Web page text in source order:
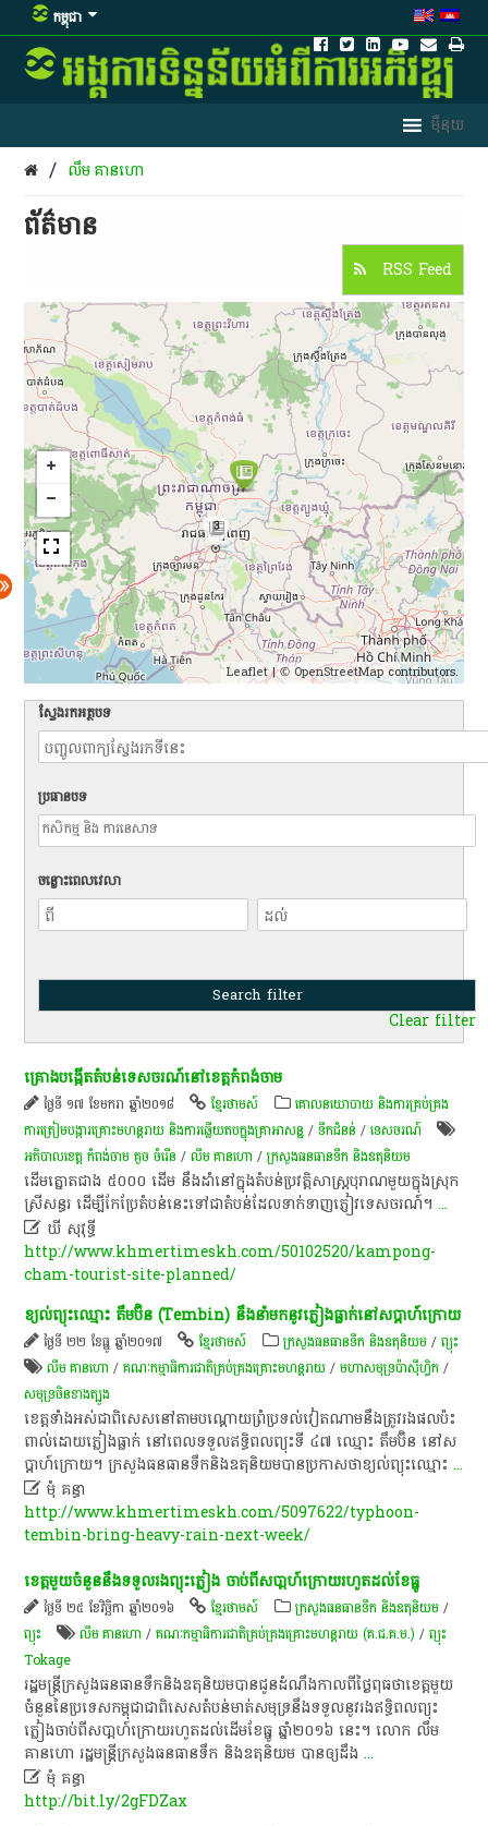
កម្ពុជា
/ លឹម គាន​ហោ
ព័ត៌មាន​
RSS Feed
3
Leaflet| ©OpenStreetMapcontributors.
ស្វែងរកអត្ថបទ
ប្រធានបទ
ចន្លោះពេលវេលា
Clear filter
​គ្រោង​បង្កើត​តំបន់​ទេសចរណ៍​នៅ​ខេត្តកំពង់ចាម​
ថ្ងៃទី ១៧ ខែមករា ឆ្នាំ២០១៨ ខ្មែរថាមស៍
គោលនយោបាយ និងការគ្រប់គ្រង
ការត្រៀមបង្ការគ្រោះមហន្តរាយ និងការឆ្លើយតបក្នុងគ្រាអាសន្ន/ទឹកជំនន់ /ទេសចរណ៍
អភិបាលខេត្ត កំពង់ចាម គួច ចំរើន /លឹម គាន​ហោ /ក្រសួងធនធានទឹក និងឧតុនិយម
​ដើម​ត្នោត​ជាង​ ៥០០០​ ដើម​ នឹង​ដាំ​នៅ​ក្នុង​តំបន់​ប្រវត្ដិសាស្ដ្រ​បុរាណ​មួយ​ក្នុងស្រុក​
ស្រី​សន្ធរ​ ដើម្បី​កែប្រែ​តំបន់​នេះ​ទៅ​ជា​តំបន់​ដែល​ទាក់ទាញ​ភ្ញៀវ​ទេសចរណ៍​។​...
 ឃី សុវុទ្ធី
http://www.khmertimeskh.com/50102520/kampong-
cham-tourist-site-planned/
​ខ្យល់ព្យុះ​ឈ្មោះ​ តឹ​ម​ប៊ិ​ន​ (Tembin)​ នឹង​នាំ​មក​នូវ​ភ្លៀង​ធ្លាក់​នៅ​ស​ប្តា​ហ៍​ក្រោយ​
ថ្ងៃទី ២២ ខែធ្នូ ឆ្នាំ២០១៧ ខ្មែរថាមស៍ ក្រសួងធនធានទឹក និងឧតុនិយម /ព្យុះ
លឹម គាន​ហោ /គណៈកម្មាធិការ​ជាតិ​គ្រប់​គ្រង​គ្រោះ​មហន្តរាយ​ /មហាសមុទ្រ​ប៉ា​ស៊ី​ហ្វិ​ក​ /
សមុទ្រចិនខាងត្បូង
​ខេត្ត​ទាំងអស់​ជា​ពិសេស​នៅ​តាម​បណ្តោយ​ព្រំប្រទល់​វៀតណាម​នឹង​ត្រូវ​រង​ផល​ប៉ះ
ពាល់​ដោយ​ភ្លៀង​ធ្លាក់​ នៅ​ពេល​ទទួល​ឥទ្ធិពល​ព្យុះ​ទី​ ៤៧​ ឈ្មោះ​ តឹ​ម​ប៊ិ​ន​ នៅ​ស​
ប្តា​ហ៍​ក្រោយ​។​ ក្រសួង​ធនធានទឹក​និង​ឧតុនិយម​បាន​ប្រកាស​ថា​ខ្យល់ព្យុះ​ឈ្មោះ...
 មុំ គន្ធា
http://www.khmertimeskh.com/5097622/typhoon-
tembin-bring-heavy-rain-next-week/
ខេត្ត​មួយ​ចំនួន​នឹង​ទទួល​​រង​ព្យុះភ្លៀង ចាប់​ពី​សបា្តហ៍​ក្រោយ​រហូត​ដល់​​ខែ​ធ្នូ
ថ្ងៃទី ២៥ ខែវិច្ឆិកា ឆ្នាំ២០១៦ ខ្មែរថាមស៍ ក្រសួងធនធានទឹក និងឧតុនិយម /
ព្យុះ
លឹម គាន​ហោ /​គណៈកម្មាធិការ​ជាតិ​គ្រប់គ្រង​គ្រោះ​មហន្តរាយ (គ.ជ.គ.ម.) /ព្យុះ
Tokage
រដ្ឋមន្ត្រី​ក្រសួង​ធនធាន​ទឹកនិង​ឧតុនិយមបាន​ជូន​ដំណឹង​កាល​ពី​ថ្ងៃ​ពុធ​ថាខេត្ត​មួយ​
ចំនួន​នៃ​ប្រទេស​កម្ពុជាជាពិសេស​តំបន់​មាត់​សមុទ្រនឹង​ទទួល​នូវ​រង​ឥទ្ធិពល​ព្យុះ
ភ្លៀងចាប់​ពី​សបា្តហ៍​ក្រោយ​រហូត​ដល់​ដើម​ខែ​ធ្នូ ឆ្នាំ​២០១៦​ នេះ។​ ​លោក​ លឹម
គានហោ រដ្ឋមន្ត្រី​ក្រសួង​ធនធាន​ទឹក និង​ឧតុនិយម​ បាន​ឲ្យ​ដឹង...
 មុំ គន្ធា
http://bit.ly/2gFDZax